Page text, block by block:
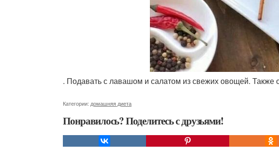
. Подавать с лавашом и салатом из свежих овощей. Также
Категории: домашняя диета
Понравилось? Поделитесь с друзьями!